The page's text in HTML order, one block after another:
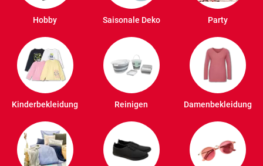
Hobby Saisonale Deko Party
Kinderbekleidung Reinigen Damenbekleidung